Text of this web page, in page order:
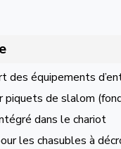
des équipements
piquets de slalom
dans le chariot
les chasubles à